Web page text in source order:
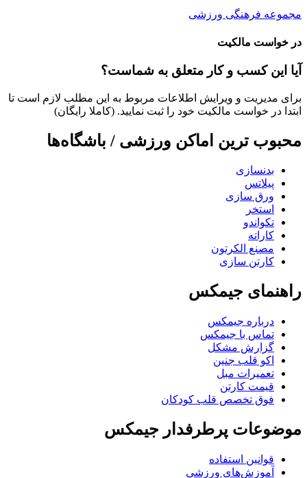
مجموعه فرهنگی ورزشی
در خواست مالکیت
آیا این کسب و کار متعلق به شماست؟
برای مدیریت و ویرایش اطلاعات مربوط به این مطلب لازم است تا
ابتدا در خواست مالکیت خود را ثبت نمایید. (کاملا رایگان)
محبوب ترین اماکن ورزشی / باشگاه‌ها
بدنسازی
پیلاتس
ورق سازی
استخر
تکواندو
کاراته
مصنع الکرتون
کارتن سازی
راهنمای جیمکس
درباره جیمکس
تماس با جیمکس
گزارش مشکل
اکو قلب جنین
تعمیرات مبل
قیمت کارتن
فوق تخصص قلب کودکان
موضوعات پرطرفدار جیمکس
قوانین استفاده
آموزش‌های ورزشی